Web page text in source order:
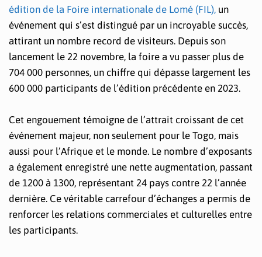
édition de la Foire internationale de Lomé (FIL), un
événement qui s’est distingué par un incroyable succès,
attirant un nombre record de visiteurs. Depuis son
lancement le 22 novembre, la foire a vu passer plus de
704 000 personnes, un chiffre qui dépasse largement les
600 000 participants de l’édition précédente en 2023.
Cet engouement témoigne de l’attrait croissant de cet
événement majeur, non seulement pour le Togo, mais
aussi pour l’Afrique et le monde. Le nombre d’exposants
a également enregistré une nette augmentation, passant
de 1200 à 1300, représentant 24 pays contre 22 l’année
dernière. Ce véritable carrefour d’échanges a permis de
renforcer les relations commerciales et culturelles entre
les participants.